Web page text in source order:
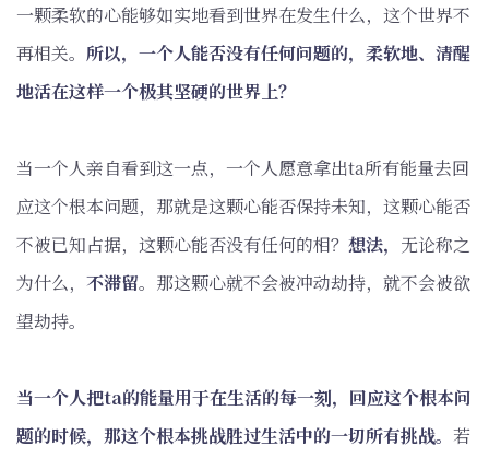
一颗柔软的心能够如实地看到世界在发生什么，这个世界不
再相关。 所以，一个人能否没有任何问题的，柔软地、清醒
地活在这样一个极其坚硬的世界上？
当一个人亲自看到这一点，一个人愿意拿出ta所有能量去回
应这个根本问题，那就是这颗心能否保持未知，这颗心能否
不被已知占据，这颗心能否没有任何的相？ 想法， 无论称之
为什么， 不滞留。那这颗心就不会被冲动劫持，就不会被欲
望劫持。
当一个人把ta的能量用于在生活的每一刻，回应这个根本问
题的时候，那这个根本挑战胜过生活中的一切所有挑战。 若